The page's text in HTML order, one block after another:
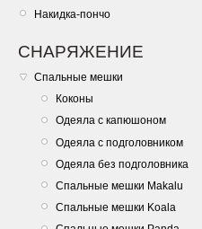
Накидка-пончо
СНАРЯЖЕНИЕ
Спальные мешки
Коконы
Одеяла с капюшоном
Одеяла с подголовником
Одеяла без подголовника
Спальные мешки Makalu
Спальные мешки Koala